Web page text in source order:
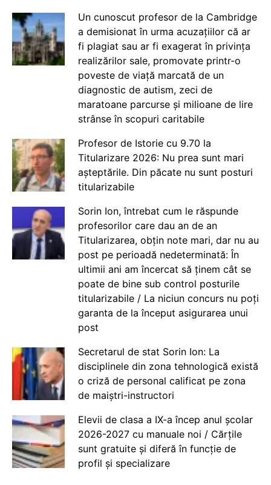
Un cunoscut profesor de la Cambridge
a demisionat în urma acuzațiilor că ar
fi plagiat sau ar fi exagerat în privința
realizărilor sale, promovate printr-o
poveste de viață marcată de un
diagnostic de autism, zeci de
maratoane parcurse și milioane de lire
strânse în scopuri caritabile
Profesor de Istorie cu 9.70 la
Titularizare 2026: Nu prea sunt mari
așteptările. Din păcate nu sunt posturi
titularizabile
Sorin Ion, întrebat cum le răspunde
profesorilor care dau an de an
Titularizarea, obțin note mari, dar nu au
post pe perioadă nedeterminată: În
ultimii ani am încercat să ținem cât se
poate de bine sub control posturile
titularizabile / La niciun concurs nu poți
garanta de la început asigurarea unui
post
Secretarul de stat Sorin Ion: La
disciplinele din zona tehnologică există
o criză de personal calificat pe zona
de maiștri-instructori
Elevii de clasa a IX-a încep anul școlar
2026-2027 cu manuale noi / Cărțile
sunt gratuite și diferă în funcție de
profil și specializare